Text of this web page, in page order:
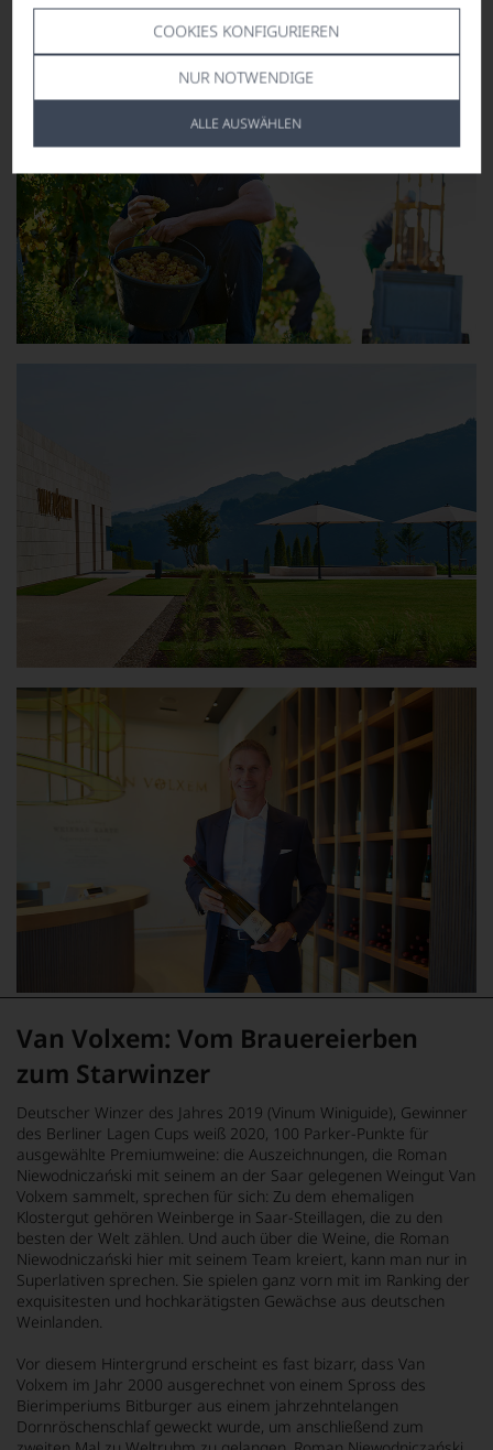
COOKIES KONFIGURIEREN
NUR NOTWENDIGE
ALLE AUSWÄHLEN
Van Volxem: Vom Brauereierben
zum Starwinzer
Deutscher Winzer des Jahres 2019 (Vinum Winiguide), Gewinner
des Berliner Lagen Cups weiß 2020, 100 Parker-Punkte für
ausgewählte Premiumweine: die Auszeichnungen, die Roman
Niewodniczański mit seinem an der Saar gelegenen Weingut Van
Volxem sammelt, sprechen für sich: Zu dem ehemaligen
Klostergut gehören Weinberge in Saar-Steillagen, die zu den
besten der Welt zählen. Und auch über die Weine, die Roman
Niewodniczański hier mit seinem Team kreiert, kann man nur in
Superlativen sprechen. Sie spielen ganz vorn mit im Ranking der
exquisitesten und hochkarätigsten Gewächse aus deutschen
Weinlanden.
Vor diesem Hintergrund erscheint es fast bizarr, dass Van
Volxem im Jahr 2000 ausgerechnet von einem Spross des
Bierimperiums Bitburger aus einem jahrzehntelangen
Dornröschenschlaf geweckt wurde, um anschließend zum